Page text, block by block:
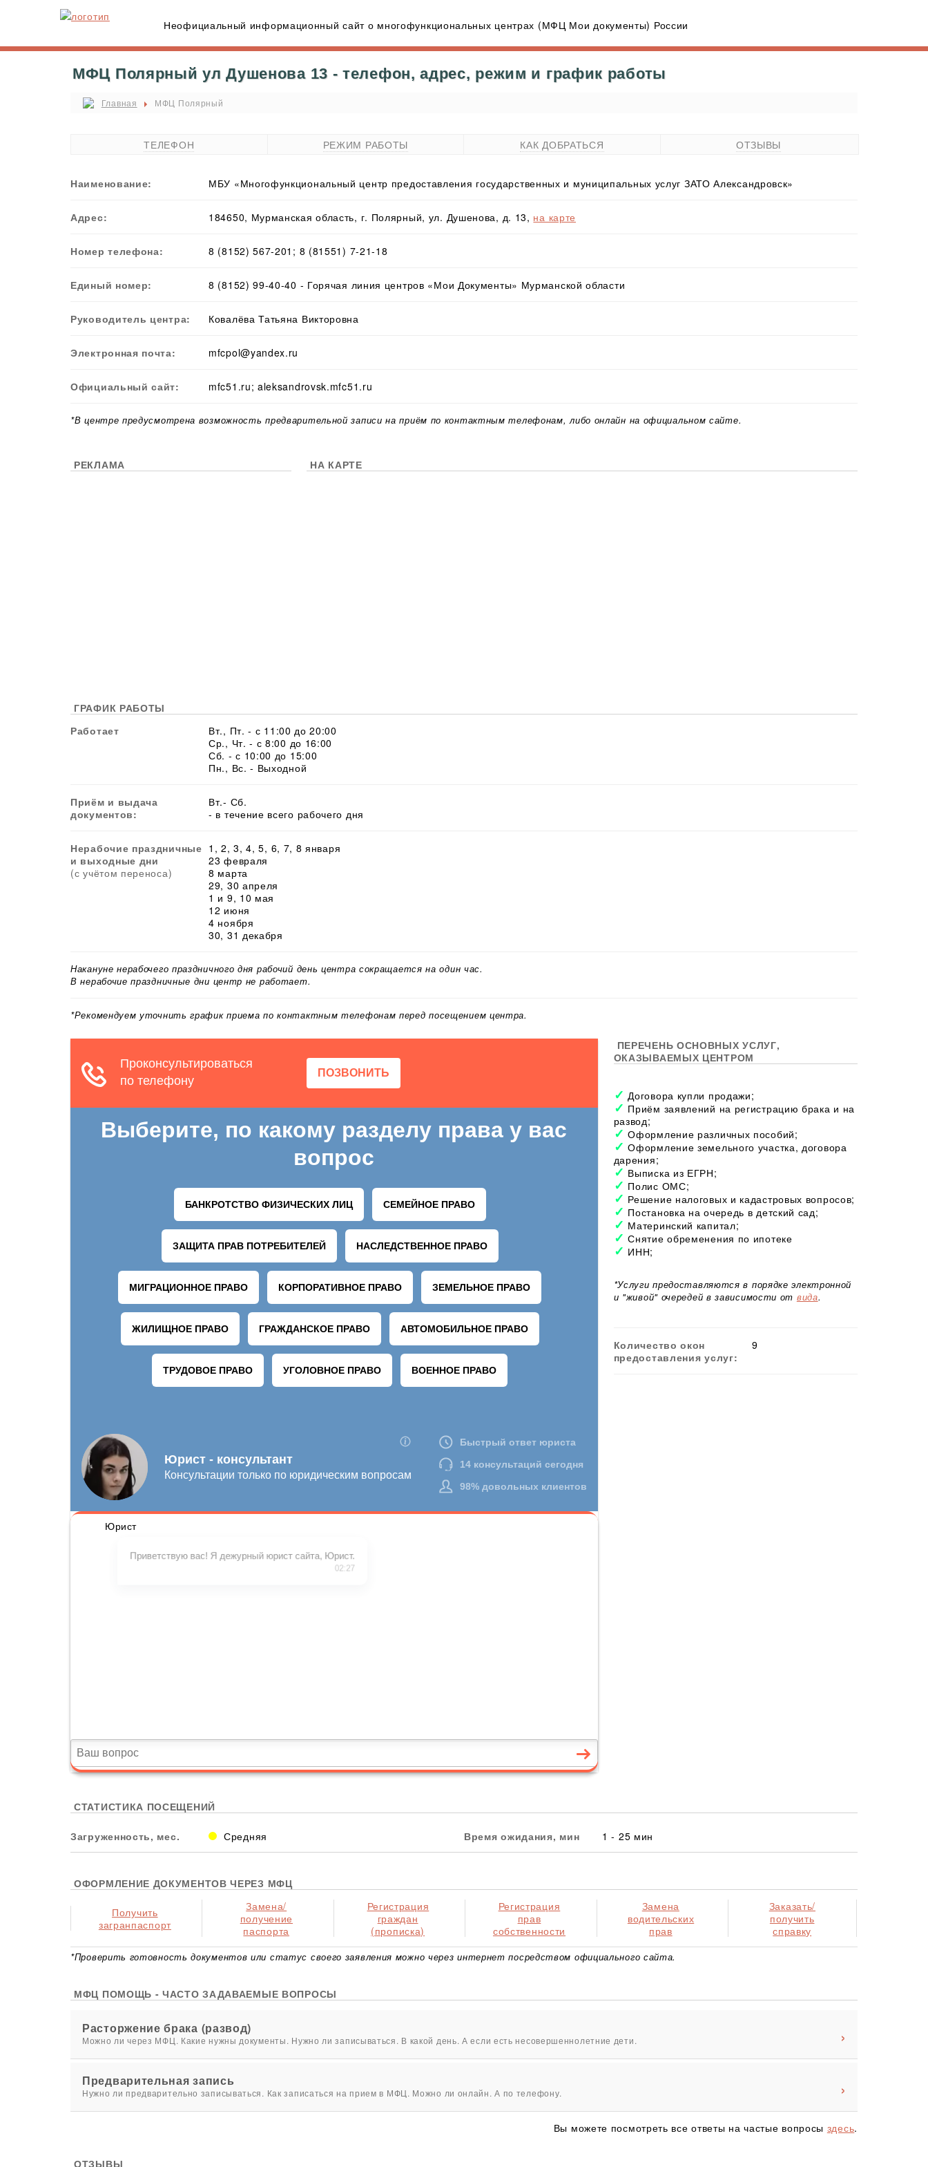
Неофициальный информационный сайт о многофункциональных центрах (МФЦ Мои документы) России
МФЦ Полярный ул Душенова 13 - телефон, адрес, режим и график работы
Главная МФЦ Полярный
ТЕЛЕФОН РЕЖИМ РАБОТЫ КАК ДОБРАТЬСЯ ОТЗЫВЫ
Наименование: МБУ «Многофункциональный центр предоставления государственных и муниципальных услуг ЗАТО Александровск»
Адрес: 184650, Мурманская область, г. Полярный, ул. Душенова, д. 13, на карте
Номер телефона: 8 (8152) 567-201; 8 (81551) 7-21-18
Единый номер: 8 (8152) 99-40-40 - Горячая линия центров «Мои Документы» Мурманской области
Руководитель центра: Ковалёва Татьяна Викторовна
Электронная почта: mfcpol@yandex.ru
Официальный сайт: mfc51.ru; aleksandrovsk.mfc51.ru
*В центре предусмотрена возможность предварительной записи на приём по контактным телефонам, либо онлайн на официальном сайте.
РЕКЛАМА НА КАРТЕ
ГРАФИК РАБОТЫ
Работает
Вт., Пт. - с 11:00 до 20:00
Ср., Чт. - с 8:00 до 16:00
Сб. - с 10:00 до 15:00
Пн., Вс. - Выходной
Приём и выдача
документов:
Вт.- Сб.
- в течение всего рабочего дня
Нерабочие праздничные
и выходные дни
(с учётом переноса)
1, 2, 3, 4, 5, 6, 7, 8 января
23 февраля
8 марта
29, 30 апреля
1 и 9, 10 мая
12 июня
4 ноября
30, 31 декабря
Накануне нерабочего праздничного дня рабочий день центра сокращается на один час.
В нерабочие праздничные дни центр не работает.
*Рекомендуем уточнить график приема по контактным телефонам перед посещением центра.
ПЕРЕЧЕНЬ ОСНОВНЫХ УСЛУГ,
ОКАЗЫВАЕМЫХ ЦЕНТРОМ
Договора купли продажи;
Приём заявлений на регистрацию брака и на
развод;
Оформление различных пособий;
Оформление земельного участка, договора
дарения;
Выписка из ЕГРН;
Полис ОМС;
Решение налоговых и кадастровых вопросов;
Постановка на очередь в детский сад;
Материнский капитал;
Снятие обременения по ипотеке
ИНН;
*Услуги предоставляются в порядке электронной
и "живой" очередей в зависимости от вида.
Количество окон
предоставления услуг:
9
СТАТИСТИКА ПОСЕЩЕНИЙ
Загруженность, мес. Средняя Время ожидания, мин 1 - 25 мин
ОФОРМЛЕНИЕ ДОКУМЕНТОВ ЧЕРЕЗ МФЦ
Получить
загранпаспорт
Замена/
получение
паспорта
Регистрация
граждан
(прописка)
Регистрация
прав
собственности
Замена
водительских
прав
Заказать/
получить
справку
*Проверить готовность документов или статус своего заявления можно через интернет посредством официального сайта.
МФЦ ПОМОЩЬ - ЧАСТО ЗАДАВАЕМЫЕ ВОПРОСЫ
Расторжение брака (развод)
Можно ли через МФЦ. Какие нужны документы. Нужно ли записываться. В какой день. А если есть несовершеннолетние дети.
Предварительная запись
Нужно ли предварительно записываться. Как записаться на прием в МФЦ. Можно ли онлайн. А по телефону.
Вы можете посмотреть все ответы на частые вопросы здесь.
ОТЗЫВЫ